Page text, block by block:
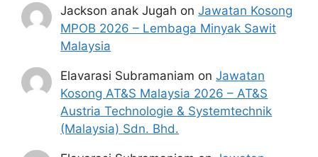
Status Kelayakan Penerima dan
Maklumat Bayaran akan dipapar: [Lulus
Bantuan Sumbangan Asas Rahmah
Selesai.
SEMAKAN JUMLAH BAYARAN
BANTUAN ASAS SARA 2025
Jackson anak Jugah onJawatan Kosong
MPOB 2026 – Lembaga Minyak Sawit
Malaysia
Elavarasi Subramaniam onJawatan
Kosong AT&S Malaysia 2026 – AT&S
Austria Technologie & Systemtechnik
(Malaysia) Sdn. Bhd.